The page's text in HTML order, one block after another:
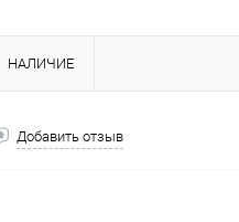
НАЛИЧИЕ
Добавить отзыв